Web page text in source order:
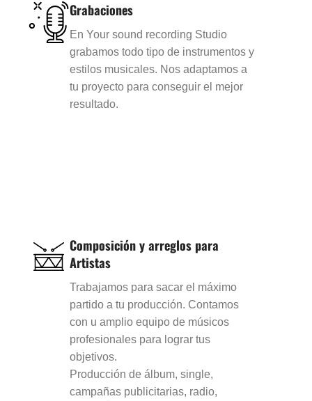
Grabaciones
En Your sound recording Studio
grabamos todo tipo de instrumentos y
estilos musicales. Nos adaptamos a
tu proyecto para conseguir el mejor
resultado.
Composición y arreglos para
Artistas
Trabajamos para sacar el máximo
partido a tu producción. Contamos
con u amplio equipo de músicos
profesionales para lograr tus
objetivos.
Producción de álbum, single,
campañas publicitarias, radio,